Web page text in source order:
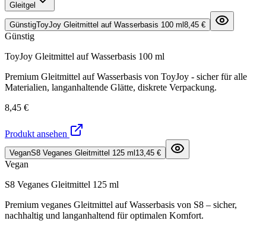
Gleitgel
GünstigToyJoy Gleitmittel auf Wasserbasis 100 ml 8,45 €
Günstig
ToyJoy Gleitmittel auf Wasserbasis 100 ml
Premium Gleitmittel auf Wasserbasis von ToyJoy - sicher für alle
Materialien, langanhaltende Glätte, diskrete Verpackung.
8,45 €
Produkt ansehen
VeganS8 Veganes Gleitmittel 125 ml 13,45 €
Vegan
S8 Veganes Gleitmittel 125 ml
Premium veganes Gleitmittel auf Wasserbasis von S8 – sicher,
nachhaltig und langanhaltend für optimalen Komfort.